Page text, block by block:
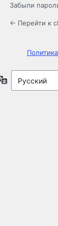
Забыли
← Перейти к
Язык